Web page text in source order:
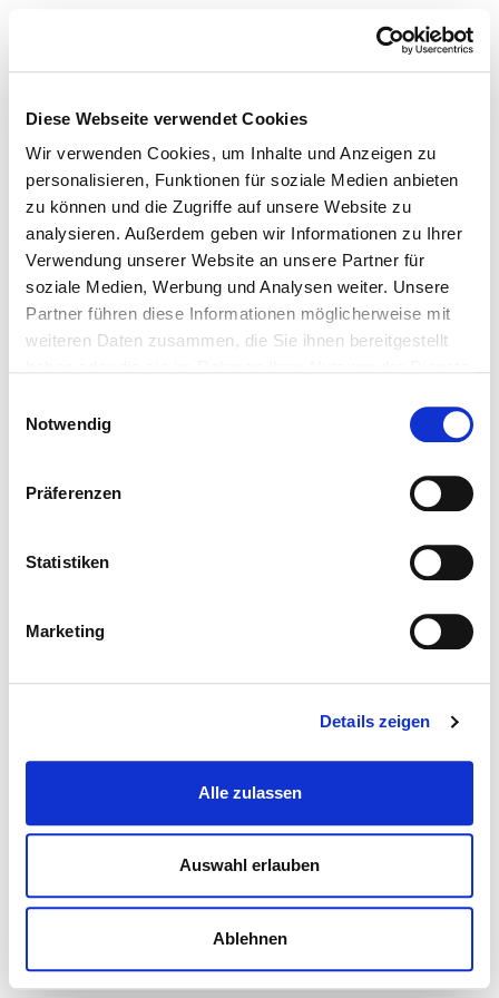
Diese Webseite verwendet Cookies
Wir verwenden Cookies, um Inhalte und Anzeigen zu
personalisieren, Funktionen für soziale Medien anbieten
zu können und die Zugriffe auf unsere Website zu
analysieren. Außerdem geben wir Informationen zu Ihrer
Verwendung unserer Website an unsere Partner für
soziale Medien, Werbung und Analysen weiter. Unsere
Partner führen diese Informationen möglicherweise mit
weiteren Daten zusammen, die Sie ihnen bereitgestellt
Notwendig
Präferenzen
Statistiken
Marketing
Details zeigen
Alle zulassen
Auswahl erlauben
Ablehnen